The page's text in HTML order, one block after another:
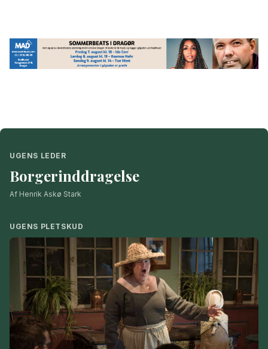
UGENS LEDER
Borgerinddragelse
Af Henrik Askø Stark
UGENS PLETSKUD